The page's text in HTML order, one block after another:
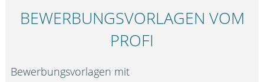
BEWERBUNGS­VORLAGEN VOM
PROFI
Bewerbungsvorlagen mit